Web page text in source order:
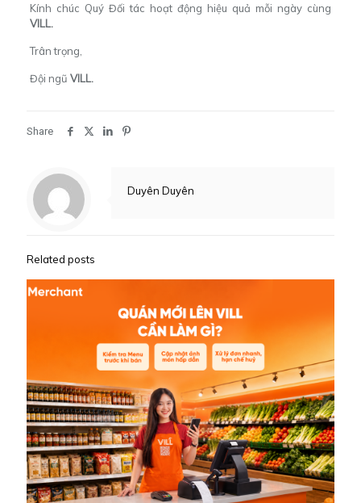
Kính chúc Quý Đối tác hoạt động hiệu quả mỗi ngày cùng
VILL.
Trân trọng,
Đội ngũ VILL.
Share
Duyên Duyên
Related posts